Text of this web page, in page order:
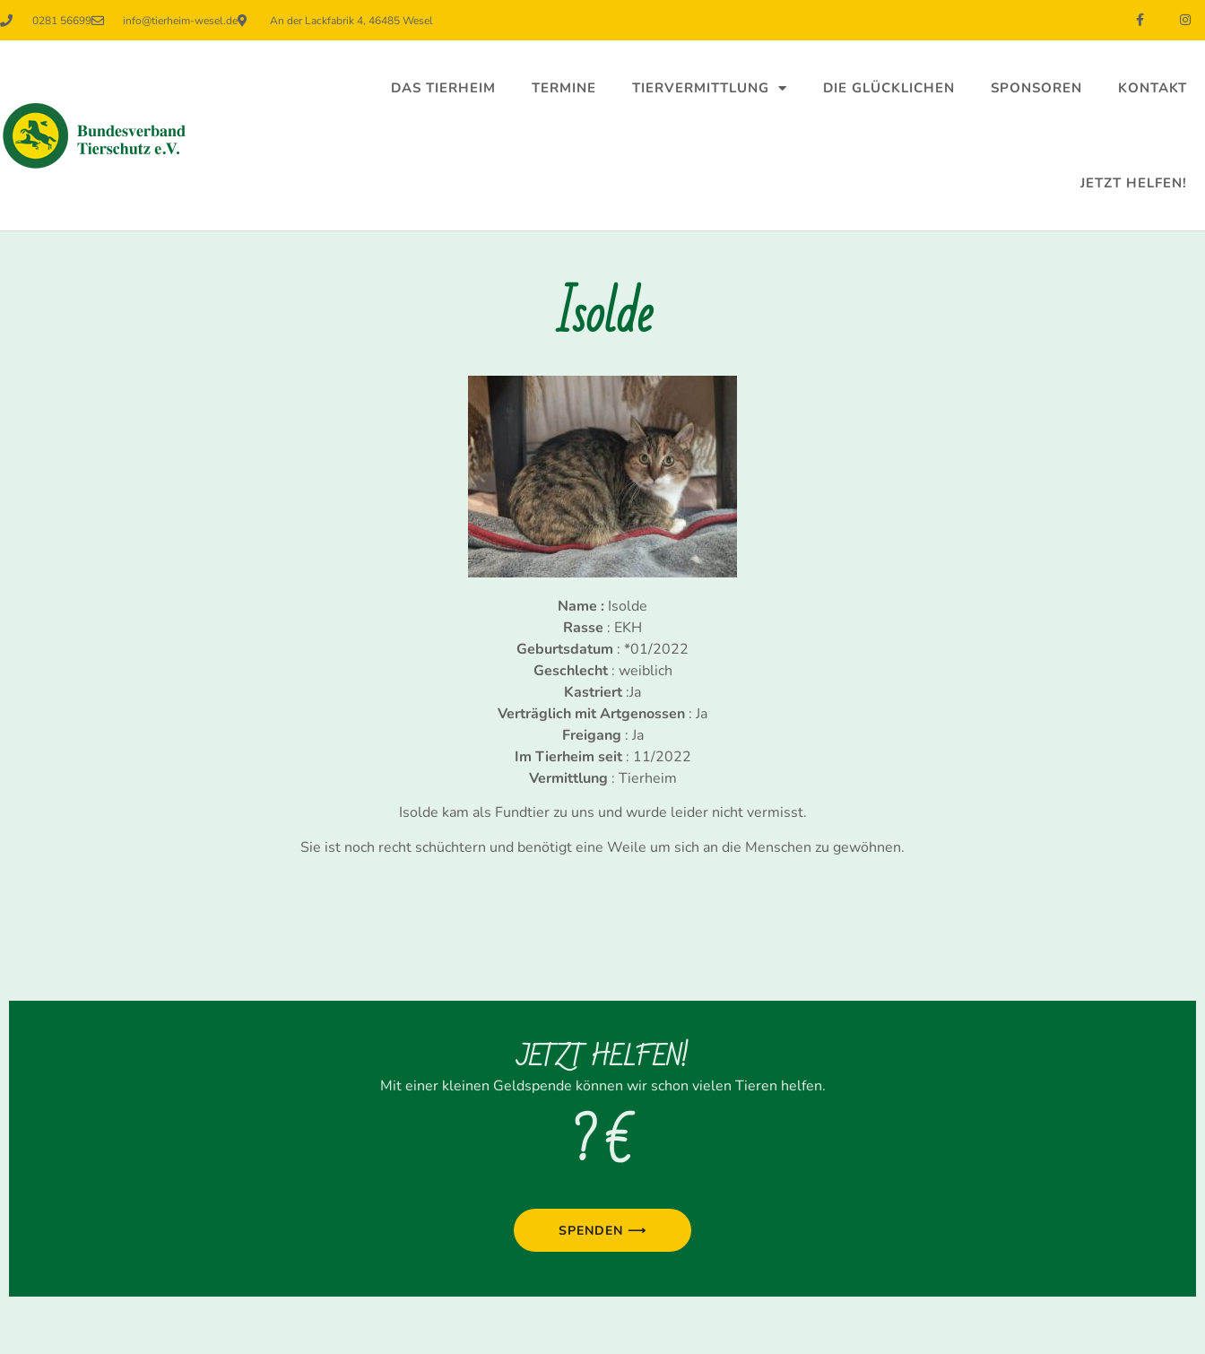
0281 56699 info@tierheim-wesel.de An der Lackfabrik 4, 46485 Wesel
DAS TIERHEIM TERMINE TIERVERMITTLUNG DIE GLÜCKLICHEN SPONSOREN KONTAKT
JETZT HELFEN!
Isolde
Name : Isolde
Rasse : EKH
Geburtsdatum : *01/2022
Geschlecht: weiblich
Kastriert :Ja
Verträglich mit Artgenossen : Ja
Freigang : Ja
Im Tierheim seit : 11/2022
Vermittlung : Tierheim
Isolde kam als Fundtier zu uns und wurde leider nicht vermisst.
Sie ist noch recht schüchtern und benötigt eine Weile um sich an die Menschen zu gewöhnen.
JETZT HELFEN!
Mit einer kleinen Geldspende können wir schon vielen Tieren helfen.
? €
SPENDEN ⟶